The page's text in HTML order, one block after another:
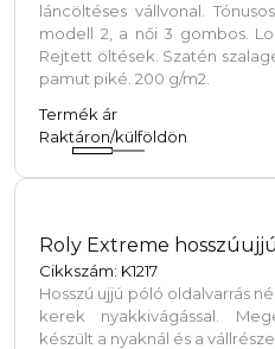
láncöltéses vállvonal.
modell 2, a női 3 gombos.
Rejtett öltések. Szatén
pamut piké. 200 g/m2.
Termék ár
Raktáron/külföldön
Roly Extreme
Cikkszám: K1217
Hosszú ujjú póló oldalvarrás
kerek nyakkivágással.
készült a nyaknál és a